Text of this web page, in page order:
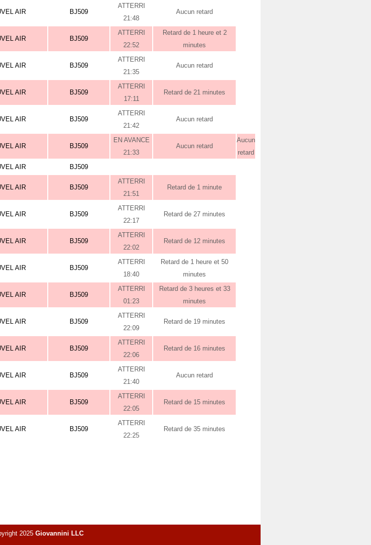
AIR BJ509
ATTERRI
21:48
Aucun retard
AIR BJ509
ATTERRI
22:52
Retard de 1 heure et 2
minutes
AIR BJ509
ATTERRI
21:35
Aucun retard
AIR BJ509
ATTERRI
17:11
Retard de 21 minutes
AIR BJ509
ATTERRI
21:42
Aucun retard
AIR BJ509
EN AVANCE
21:33
Aucun retard
Aucun
retard
AIR BJ509
AIR BJ509
ATTERRI
21:51
Retard de 1 minute
AIR BJ509
ATTERRI
22:17
Retard de 27 minutes
AIR BJ509
ATTERRI
22:02
Retard de 12 minutes
AIR BJ509
ATTERRI
18:40
Retard de 1 heure et 50
minutes
AIR BJ509
ATTERRI
01:23
Retard de 3 heures et 33
minutes
AIR BJ509
ATTERRI
22:09
Retard de 19 minutes
AIR BJ509
ATTERRI
22:06
Retard de 16 minutes
AIR BJ509
ATTERRI
21:40
Aucun retard
AIR BJ509
ATTERRI
22:05
Retard de 15 minutes
AIR BJ509
ATTERRI
22:25
Retard de 35 minutes
2025 Giovannini LLC